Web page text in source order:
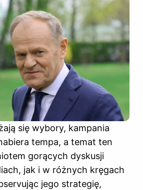
się wybory, kampania
tempa, a temat ten
gorących dyskusji
jak i w różnych kręgach
jego strategię,